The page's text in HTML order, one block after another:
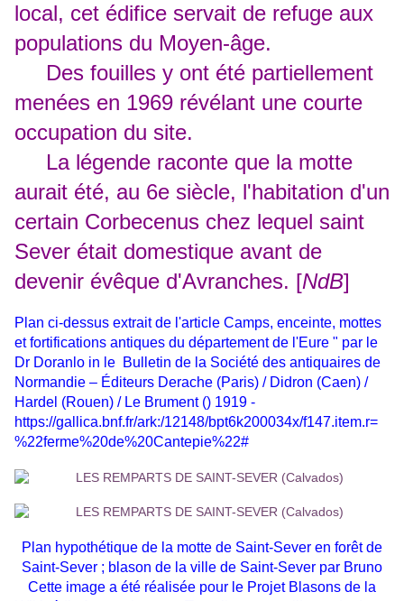
local, cet édifice servait de refuge aux
populations du Moyen-âge.
Des fouilles y ont été partiellement
menées en 1969 révélant une courte
occupation du site.
La légende raconte que la motte
aurait été, au 6e siècle, l'habitation d'un
certain Corbecenus chez lequel saint
Sever était domestique avant de
devenir évêque d'Avranches. [NdB]
Plan ci-dessus extrait de l'article Camps, enceinte, mottes
et fortifications antiques du département de l'Eure " par le
Dr Doranlo in le Bulletin de la Société des antiquaires de
Normandie – Éditeurs Derache (Paris) / Didron (Caen) /
Hardel (Rouen) / Le Brument () 1919 -
https://gallica.bnf.fr/ark:/12148/bpt6k200034x/f147.item.r=
%22ferme%20de%20Cantepie%22#
Plan hypothétique de la motte de Saint-Sever en forêt de
Saint-Sever ; b lason de la ville de Saint-Sever par Bruno
Cette image a été réalisée pour le Projet Blasons de la